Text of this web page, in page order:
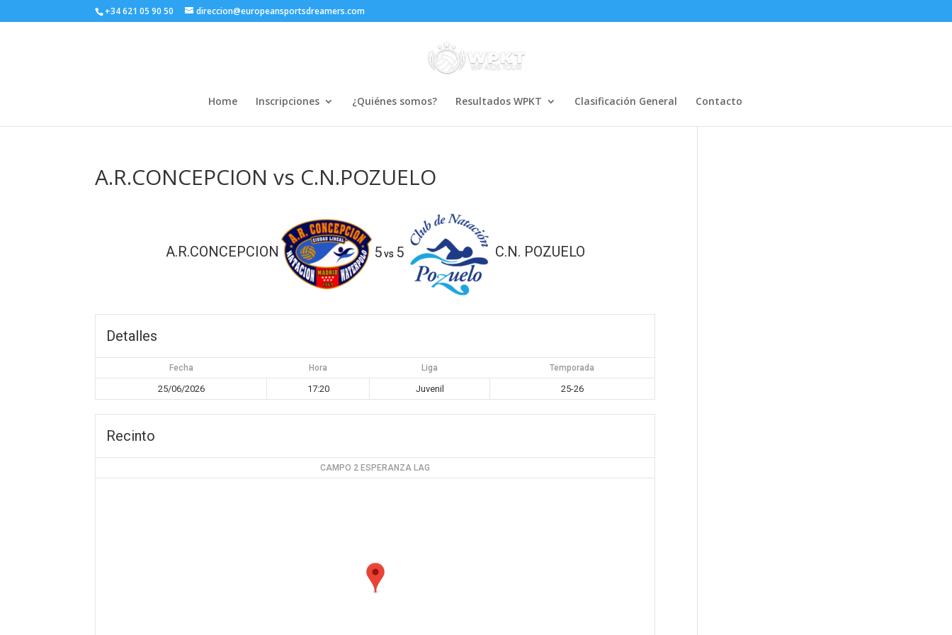
+34 621 05 90 50 direccion@europeansportsdreamers.com
Home Inscripciones ¿Quiénes somos? Resultados WPKT Clasificación General Contacto
A.R.CONCEPCION vs C.N.POZUELO
A.R.CONCEPCION 5vs 5 C.N. POZUELO
Detalles
Fecha Hora Liga Temporada
25/06/2026 17:20 Juvenil 25-26
Recinto
CAMPO 2 ESPERANZA LAG